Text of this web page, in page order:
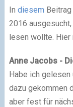
In diesem
2016
lesen wollte. Hier
Anne Jacobs -
Habe ich gelesen
dazu gekommen
aber fest für